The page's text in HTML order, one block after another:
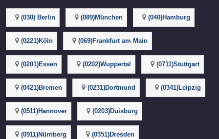
(030) Berlin (089)München (040)Hamburg
(0221)Köln (069)Frankfurt am Main
(0201)Essen (0202)Wuppertal (0711)Stuttgart
(0421)Bremen (0231)Dortmund (0341)Leipzig
(0511)Hannover (0203)Duisburg
(0911)Nürnberg (0351)Dresden